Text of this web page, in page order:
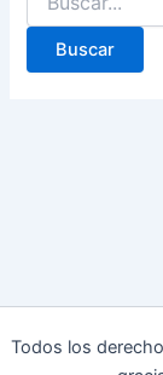
por:
Todos los